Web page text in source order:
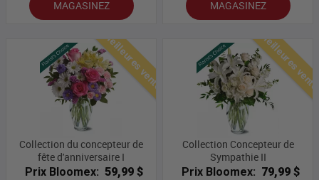
MAGASINEZ MAGASINEZ
Meilleures ventes
Collection du concepteur de
fête d'anniversaire I
Prix Bloomex: 59,99 $
Meilleures
Collection Concepteur de
Sympathie II
Prix Bloomex: 79,99 $